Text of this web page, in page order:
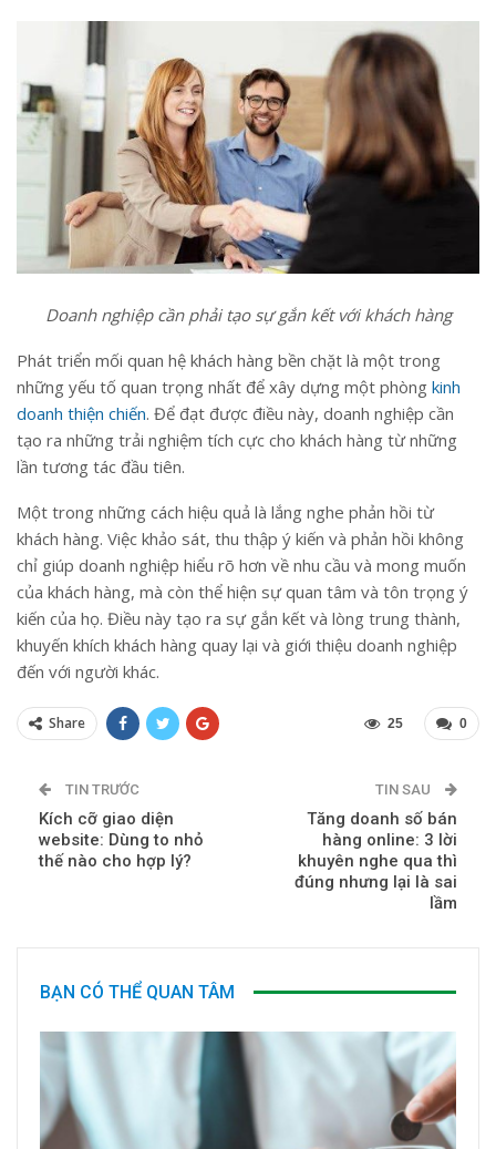
Doanh nghiệp cần phải tạo sự gắn kết với khách hàng
Phát triển mối quan hệ khách hàng bền chặt là một trong
những yếu tố quan trọng nhất để xây dựng một phòng kinh
doanh thiện chiến. Để đạt được điều này, doanh nghiệp cần
tạo ra những trải nghiệm tích cực cho khách hàng từ những
lần tương tác đầu tiên.
Một trong những cách hiệu quả là lắng nghe phản hồi từ
khách hàng. Việc khảo sát, thu thập ý kiến và phản hồi không
chỉ giúp doanh nghiệp hiểu rõ hơn về nhu cầu và mong muốn
của khách hàng, mà còn thể hiện sự quan tâm và tôn trọng ý
kiến của họ. Điều này tạo ra sự gắn kết và lòng trung thành,
khuyến khích khách hàng quay lại và giới thiệu doanh nghiệp
đến với người khác.
Share 0
25
TIN TRƯỚC
Kích cỡ giao diện
website: Dùng to nhỏ
thế nào cho hợp lý?
TIN SAU
Tăng doanh số bán
hàng online: 3 lời
khuyên nghe qua thì
đúng nhưng lại là sai
lầm
BẠN CÓ THỂ QUAN TÂM